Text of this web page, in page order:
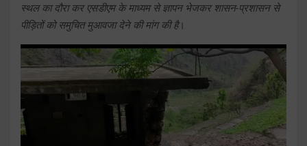
स्थल का दौरा कर एसडीएम के माध्यम से ज्ञापन भेजकर शासन-प्रशासन से
पीड़ितों को समुचित मुआवजा देने की मांग की है।